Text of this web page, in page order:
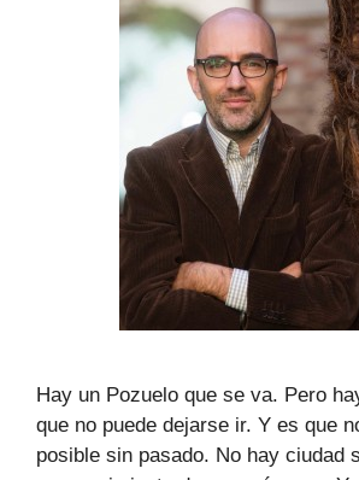
Hay un Pozuelo que se va. Pero
que no puede dejarse ir. Y es que
posible sin pasado. No hay ciudad